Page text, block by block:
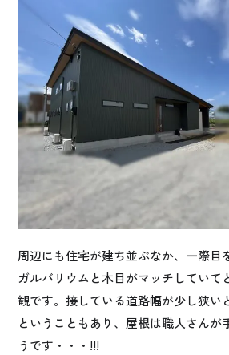
周辺にも住宅が建ち並ぶなか、一際目
ガルバリウムと木目がマッチしていて
観です。接している道路幅が少し狭い
ということもあり、屋根は職人さんが
うです・・・!!!